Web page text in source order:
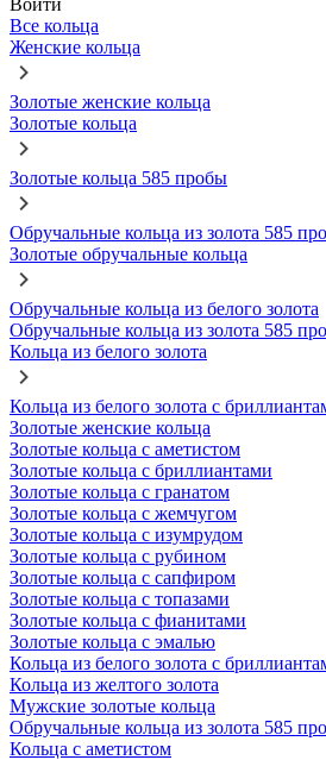
Войти
Все кольца
Женские кольца
Золотые женские кольца
Золотые кольца
Золотые кольца 585 пробы
Обручальные кольца из золота 585
Золотые обручальные кольца
Обручальные кольца из белого золота
Обручальные кольца из золота 585
Кольца из белого золота
Кольца из белого золота с
Золотые женские кольца
Золотые кольца с аметистом
Золотые кольца с бриллиантами
Золотые кольца с гранатом
Золотые кольца с жемчугом
Золотые кольца с изумрудом
Золотые кольца с рубином
Золотые кольца с сапфиром
Золотые кольца с топазами
Золотые кольца с фианитами
Золотые кольца с эмалью
Кольца из белого золота с
Кольца из желтого золота
Мужские золотые кольца
Обручальные кольца из золота 585
Кольца с аметистом